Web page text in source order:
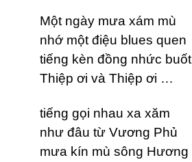
Một ngày mưa xám mù
nhớ một điệu blues quen
tiếng kèn đồng nhức buốt
Thiệp ơi và Thiệp ơi …
tiếng gọi nhau xa xăm
như đâu từ Vương Phủ
mưa kín mù sông Hương